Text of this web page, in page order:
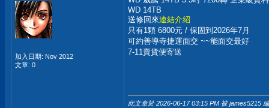
加入日期: Nov 2012
文章: 0
WD 14TB
送修回來連結介紹
只有1顆 6800元 / 保固到2026年7月
可約善導寺捷運面交 ~~能面交最好
7-11賣貨便寄送
此文章於 2026-06-1703:15 PM 被 james5215